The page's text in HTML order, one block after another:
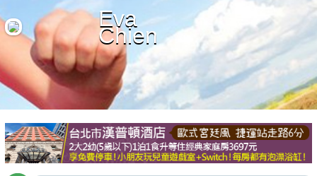
最新留言
商家合作
推薦景點
討論區
Eva
Chien